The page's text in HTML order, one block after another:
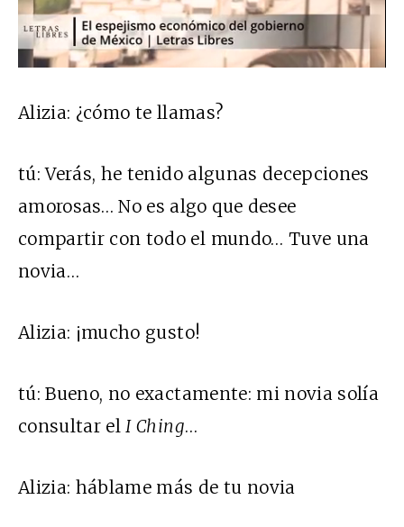
Alizia: ¿cómo te llamas?
tú: Verás, he tenido algunas decepciones
amorosas… No es algo que desee
compartir con todo el mundo… Tuve una
novia…
Alizia: ¡mucho gusto!
tú: Bueno, no exactamente: mi novia solía
consultar elI Ching…
Alizia: háblame más de tu novia